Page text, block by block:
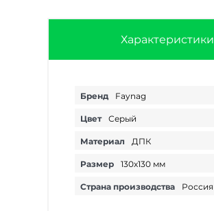
Характеристики
Бренд Faynag
Цвет Серый
Материал ДПК
Размер 130х130 мм
Страна производства Россия